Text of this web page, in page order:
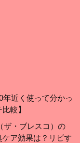
近く使って分かっ
較】
ザ・ブレスコ）の
ア効果は？リピす